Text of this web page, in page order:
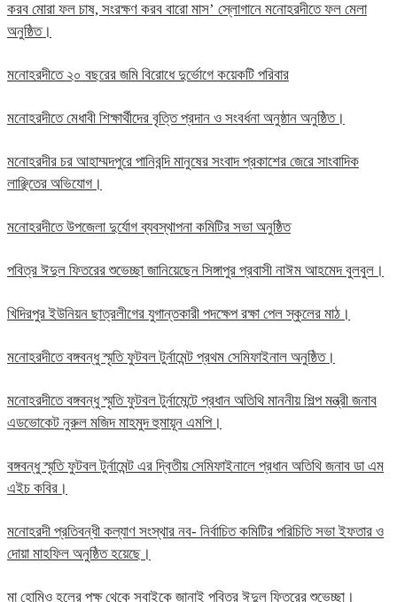
করব মোরা ফল চাষ, সংরক্ষণ করব বারো মাস’ স্লোগানে মনোহরদীতে ফল মেলা
অনুষ্ঠিত।
মনোহরদীতে ২০ বছরের জমি বিরোধে দুর্ভোগে কয়েকটি পরিবার
মনোহরদীতে মেধাবী শিক্ষার্থীদের বৃত্তি প্রদান ও সংবর্ধনা অনুষ্ঠান অনুষ্ঠিত।
মনোহরদীর চর আহাম্মদপুরে পানিবন্দি মানুষের সংবাদ প্রকাশের জেরে সাংবাদিক
লাঞ্ছিতের অভিযোগ।
মনোহরদীতে উপজেলা দুর্যোগ ব্যবস্থাপনা কমিটির সভা অনুষ্ঠিত
পবিত্র ঈদুল ফিতরের শুভেচ্ছা জানিয়েছেন সিঙ্গাপুর প্রবাসী নাঈম আহমেদ বুলবুল।
খিদিরপুর ইউনিয়ন ছাত্রলীগের যুগান্তকারী পদক্ষেপ রক্ষা পেল স্কুলের মাঠ।
মনোহরদীতে বঙ্গবন্ধু স্মৃতি ফুটবল টুর্নামেন্ট প্রথম সেমিফাইনাল অনুষ্ঠিত।
মনোহরদীতে বঙ্গবন্ধু স্মৃতি ফুটবল টুর্নামেন্টে প্রধান অতিথি মাননীয় শিল্প মন্ত্রী জনাব
এডভোকেট নুরুল মজিদ মাহমুদ হুমায়ূন এমপি।
বঙ্গবন্ধু স্মৃতি ফুটবল টুর্নামেন্ট এর দ্বিতীয় সেমিফাইনালে প্রধান অতিথি জনাব ডা এম
এইচ কবির।
মনোহরদী প্রতিবন্ধী কল্যাণ সংস্থার নব- নির্বাচিত কমিটির পরিচিতি সভা ইফতার ও
দোয়া মাহফিল অনুষ্ঠিত হয়েছে।
মা হোমিও হলের পক্ষ থেকে সবাইকে জানাই পবিত্র ঈদুল ফিতরের শুভেচ্ছা।